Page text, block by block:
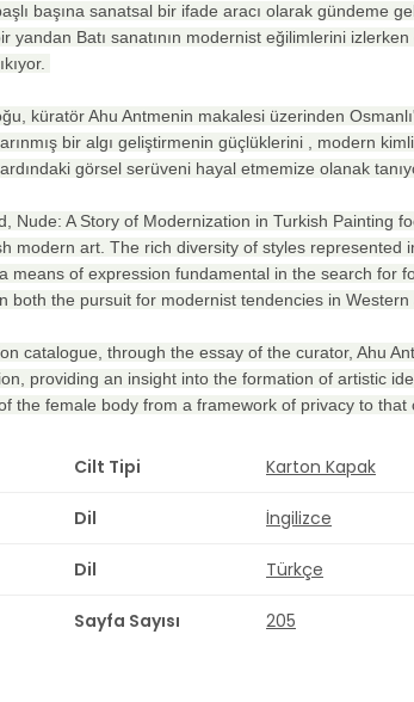
başına sanatsal bir ifade aracı olarak gündeme
yandan Batı sanatının modernist eğilimlerini
küratör Ahu Antmenin makalesi üzerinden
bir algı geliştirmenin güçlüklerini , modern
görsel serüveni hayal etmemize olanak
Nude: A Story of Modernization in Turkish Painting
modern art. The rich diversity of styles
means of expression fundamental in the search for
both the pursuit for modernist tendencies in
catalogue, through the essay of the curator, Ahu
providing an insight into the formation of artistic
the female body from a framework of privacy to
Cilt Tipi Karton Kapak
Dil İngilizce
Dil Türkçe
Sayfa Sayısı 205